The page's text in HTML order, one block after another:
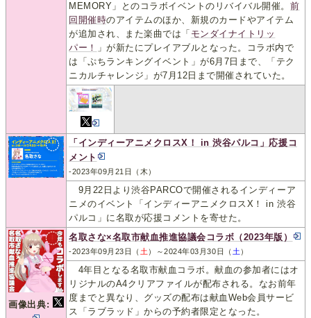
MEMORY」とのコラボイベントのリバイバル開催。前
回開催時のアイテムのほか、新規のカードやアイテム
が追加され、また楽曲では「 モンダイナイトリッ
パー！
」が新たにプレイアブルとなった。コラボ内で
は「ぷちランキングイベント」が6月7日まで、「テク
ニカルチャレンジ」が7月12日まで開催されていた。
「インディーアニメクロスX！ in 渋谷パルコ」応援コ
メント
-2023年09月21日（木）
9月22日より渋谷PARCOで開催されるインディーア
ニメのイベント「インディーアニメクロスX！ in 渋谷
パルコ」に名取が応援コメントを寄せた。
画像出典:
名取さな×名取市献血推進協議会コラボ（2023年版）
-2023年09月23日（ 土）～2024年03月30日（ 土）
4年目となる名取市献血コラボ。献血の参加者にはオ
リジナルのA4クリアファイルが配布される。なお前年
度までと異なり、グッズの配布は献血Web会員サービ
ス「ラブラッド」からの予約者限定となった。